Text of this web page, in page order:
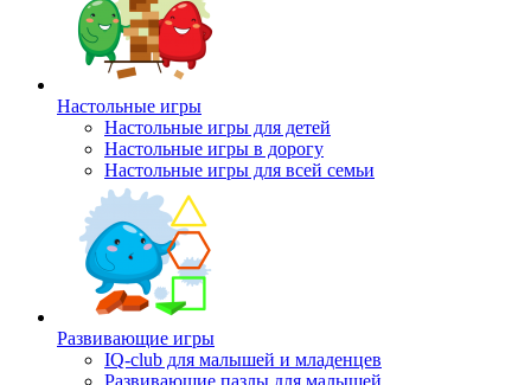
Настольные игры
Настольные игры для детей
Настольные игры в дорогу
Настольные игры для всей семьи
Развивающие игры
IQ-club для малышей и младенцев
Развивающие пазлы для малышей